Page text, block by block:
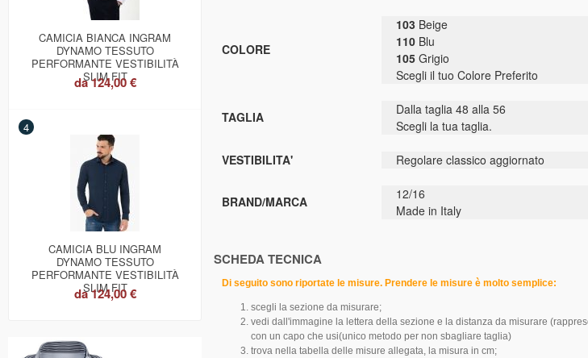
CAMICIA BIANCA INGRAM
DYNAMO TESSUTO
PERFORMANTE VESTIBILITÀ
SLIM FIT
da124,00 €
4
CAMICIA BLU INGRAM
DYNAMO TESSUTO
PERFORMANTE VESTIBILITÀ
SLIM FIT
da124,00 €
COLORE
103 Beige
110 Blu
105 Grigio
Scegli il tuo Colore Preferito
TAGLIA
Dalla taglia 48 alla 56
Scegli la tua taglia.
VESTIBILITA' Regolare classico aggiornato
BRAND/MARCA
12/16
Made in Italy
SCHEDA TECNICA
Di seguito sono riportate le misure. Prendere le misure è molto semplice:
scegli la sezione da misurare;
vedi dall'immagine la lettera della sezione e la distanza da misurare
con un capo che usi(unico metodo per non sbagliare taglia)
trova nella tabella delle misure allegata, la misura in cm;